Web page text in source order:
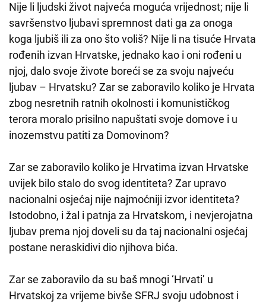
Nije li ljudski život najveća moguća vrijednost; nije li
savršenstvo ljubavi spremnost dati ga za onoga
koga ljubiš ili za ono što voliš? Nije li na tisuće Hrvata
rođenih izvan Hrvatske, jednako kao i oni rođeni u
njoj, dalo svoje živote boreći se za svoju najveću
ljubav – Hrvatsku? Zar se zaboravilo koliko je Hrvata
zbog nesretnih ratnih okolnosti i komunističkog
terora moralo prisilno napuštati svoje domove i u
inozemstvu patiti za Domovinom?
Zar se zaboravilo koliko je Hrvatima izvan Hrvatske
uvijek bilo stalo do svog identiteta? Zar upravo
nacionalni osjećaj nije najmoćniji izvor identiteta?
Istodobno, i žal i patnja za Hrvatskom, i nevjerojatna
ljubav prema njoj doveli su da taj nacionalni osjećaj
postane neraskidivi dio njihova bića.
Zar se zaboravilo da su baš mnogi ‘Hrvati’ u
Hrvatskoj za vrijeme bivše SFRJ svoju udobnost i